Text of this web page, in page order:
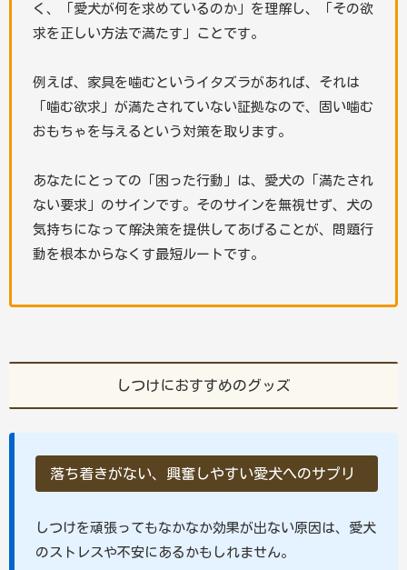
く、「愛犬が何を求めているのか」を理解し、「その欲
求を正しい方法で満たす」ことです。
例えば、家具を噛むというイタズラがあれば、それは
「噛む欲求」が満たされていない証拠なので、固い噛む
おもちゃを与えるという対策を取ります。
あなたにとっての「困った行動」は、愛犬の「満たされ
ない要求」のサインです。そのサインを無視せず、犬の
気持ちになって解決策を提供してあげることが、問題行
動を根本からなくす最短ルートです。
しつけにおすすめのグッズ
落ち着きがない、興奮しやすい愛犬へのサプリ
しつけを頑張ってもなかなか効果が出ない原因は、愛犬
のストレスや不安にあるかもしれません。